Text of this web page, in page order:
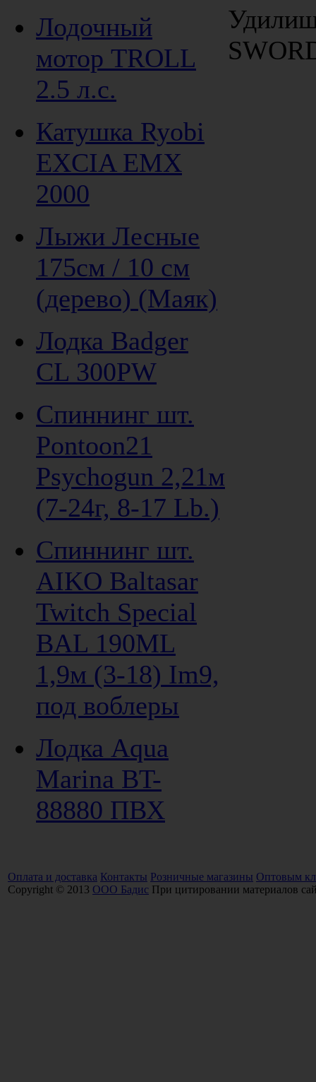
Лодочный
мотор TROLL
2.5 л.с.
Катушка Ryobi
EXCIA EMX
2000
Лыжи Лесные
175см / 10 см
(дерево) (Маяк)
Лодка Badger
CL 300PW
Спиннинг шт.
Pontoon21
Psychogun 2,21м
(7-24г, 8-17 Lb.)
Спиннинг шт.
AIKO Baltasar
Twitch Special
BAL 190ML
1,9м (3-18) Im9,
под воблеры
Лодка Aqua
Marina BT-
88880 ПВХ
Оплата и доставка Контакты Розничные магазины Оптовым
Copyright © 2013 ООО Бадис При цитировании материалов